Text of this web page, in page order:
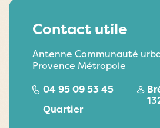
Contact utile
Antenne Communauté
Provence Métropole
04 95 09 53 45
Quartier